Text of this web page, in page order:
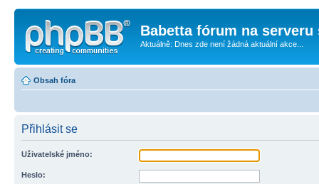
Babetta fórum na serveru
Aktuálně: Dnes zde není žádná aktuální akce...
Obsah fóra
Přihlásit se
Uživatelské jméno:
Heslo: